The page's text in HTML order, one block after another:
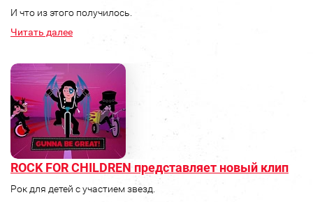
И что из этого получилось.
Читать далее
ROCK FOR CHILDREN представляет новый клип
Рок для детей с участием звезд.